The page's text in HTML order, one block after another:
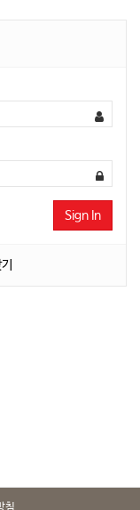
Sign In
침